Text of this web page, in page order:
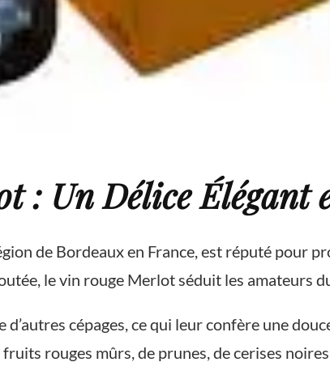
: Un Délice Élégant
de Bordeaux en France, est réputé pour
le vin rouge Merlot séduit les amateurs
cépages, ce qui leur confère une
rouges mûrs, de prunes, de cerises